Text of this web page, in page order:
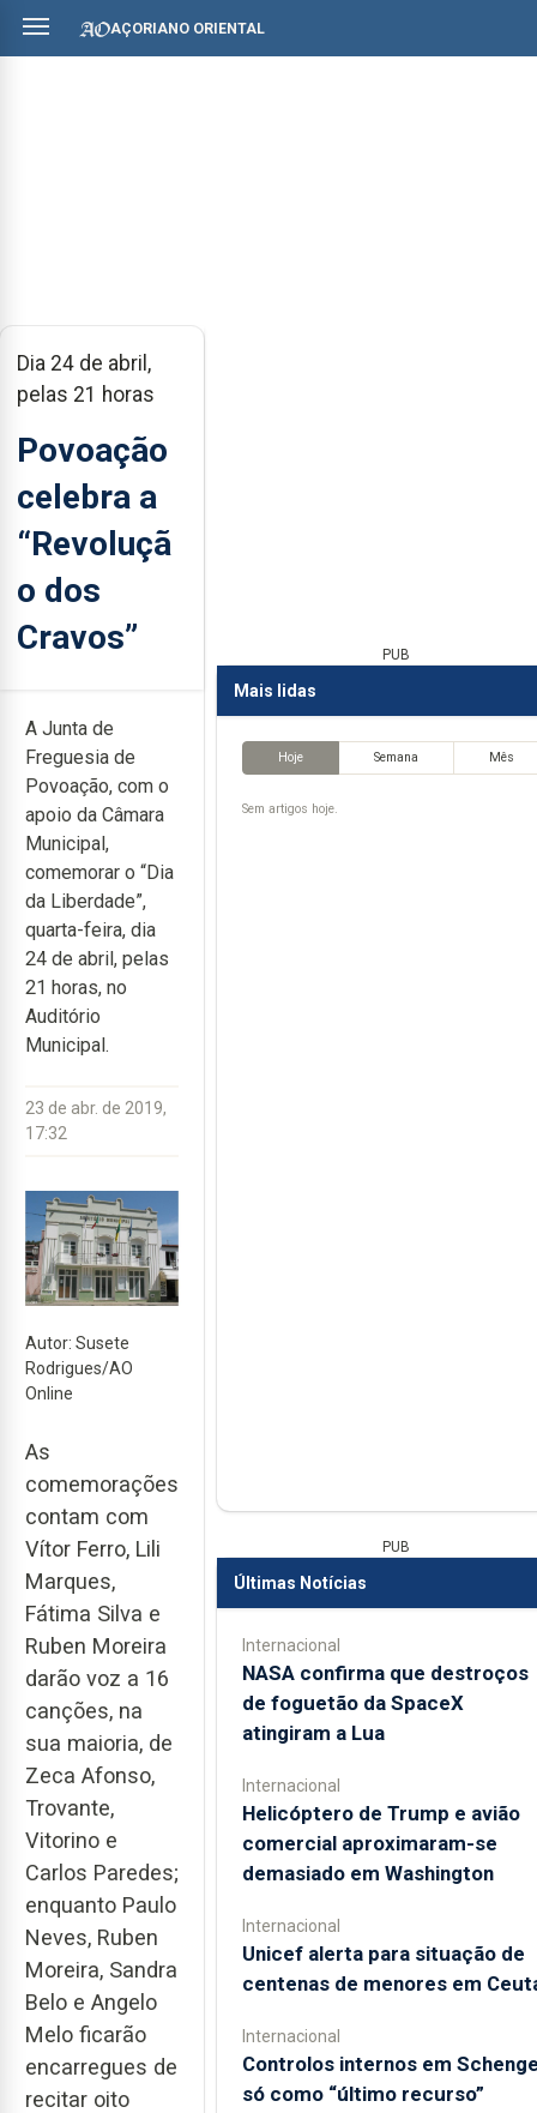
AÇORIANO ORIENTAL
Dia 24 de abril,
pelas 21 horas
Povoação
celebra a
“Revoluçã
o dos
Cravos”
A Junta de
Freguesia de
Povoação, com o
apoio da Câmara
Municipal,
comemorar o “Dia
da Liberdade”,
quarta-feira, dia
24 de abril, pelas
21 horas, no
Auditório
Municipal.
23 de abr. de 2019,
17:32
Autor: Susete
Rodrigues/AO
Online
As
comemorações
contam com
Vítor Ferro, Lili
Marques,
Fátima Silva e
Ruben Moreira
darão voz a 16
canções, na
sua maioria, de
Zeca Afonso,
Trovante,
Vitorino e
Carlos Paredes;
enquanto Paulo
Neves, Ruben
Moreira, Sandra
Belo e Angelo
Melo ficarão
encarregues de
recitar oito
PUB
Mais lidas
Hoje Semana Mês
Sem artigos hoje.
PUB
Últimas Notícias
Internacional
NASA confirma que destroços
de foguetão da SpaceX
atingiram a Lua
Internacional
Helicóptero de Trump e avião
comercial aproximaram-se
demasiado em Washington
Internacional
Unicef alerta para situação de
centenas de menores em
Internacional
Controlos internos em
só como “último recurso”